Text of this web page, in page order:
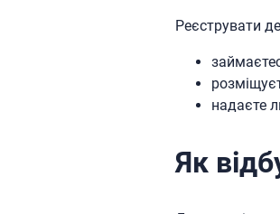
Реєструвати
надаєте
Як